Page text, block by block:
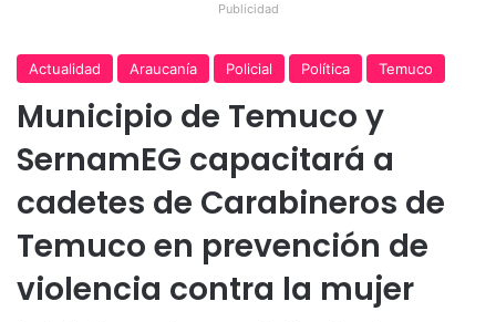
Publicidad
Actualidad Araucanía Policial Política Temuco
Municipio de Temuco y
SernamEG capacitará a
cadetes de Carabineros de
Temuco en prevención de
violencia contra la mujer